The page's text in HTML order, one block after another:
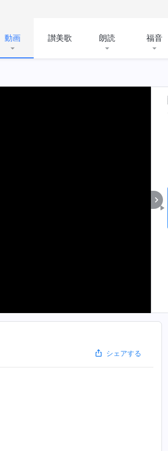
動画 讃美歌 朗読 福音
シェアする